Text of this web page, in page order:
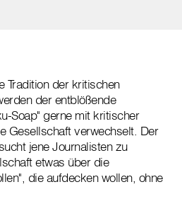
Tradition der kritischen
der entblößende
Soap" gerne mit kritischer
Gesellschaft verwechselt. Der
jene Journalisten zu
etwas über die
die aufdecken wollen, ohne